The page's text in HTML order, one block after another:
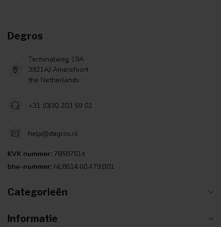
Degros
Terminalweg 19A
3821AJ Amersfoort
the Netherlands
+31 (0)30 203 59 02
help@degros.nl
KVK nummer: 78587514
btw-nummer: NL8614.60.479.B01
Categorieën
Informatie